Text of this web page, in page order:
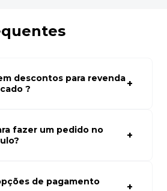
descontos para revenda
?
com os melhores preços
fazer um pedido no
siga as instruções para finalizar a
de pagamento